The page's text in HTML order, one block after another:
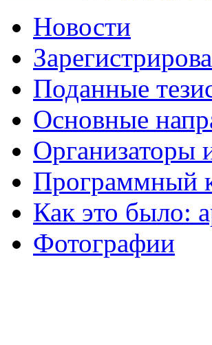
Новости
Поданные
Основные
Организаторы
Программный
Как это было:
Фотографии